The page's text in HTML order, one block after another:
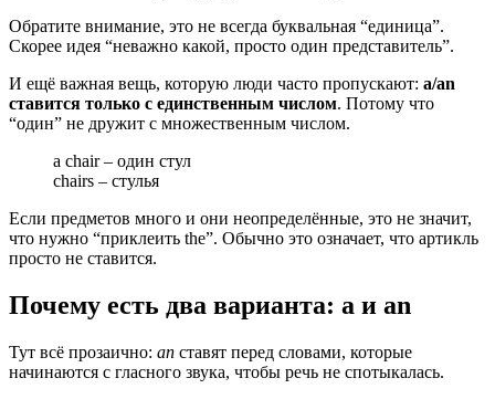
Обратите внимание, это не всегда буквальная “единица”.
Скорее идея “неважно какой, просто один представитель”.
И ещё важная вещь, которую люди часто пропускают: a/an
ставится только с единственным числом. Потому что
“один” не дружит с множественным числом.
a chair – один стул
chairs – стулья
Если предметов много и они неопределённые, это не значит,
что нужно “приклеить the”. Обычно это означает, что артикль
просто не ставится.
Почему есть два варианта: a и an
Тут всё прозаично: an ставят перед словами, которые
начинаются с гласного звука, чтобы речь не спотыкалась.